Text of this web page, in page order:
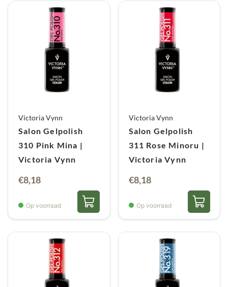
Victoria Vynn
Salon Gelpolish
310 Pink Mina |
Victoria Vynn
€8,18
Op voorraad
Victoria Vynn
Salon Gelpolish
311 Rose Minoru |
Victoria Vynn
€8,18
Op voorraad